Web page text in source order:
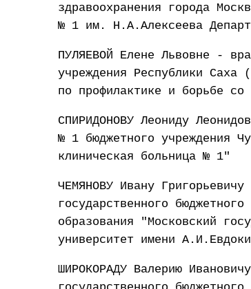
здравоохранения города
№ 1 им. Н.А.Алексеева
ПУЛЯЕВОЙ Елене Львовне -
учреждения Республики Саха
по профилактике и борьбе со
СПИРИДОНОВУ Леониду
№ 1 бюджетного учреждения
клиническая больница № 1"
ЧЕМЯНОВУ Ивану
государственного
образования "Московский
университет имени
ШИРОКОРАДУ Валерию